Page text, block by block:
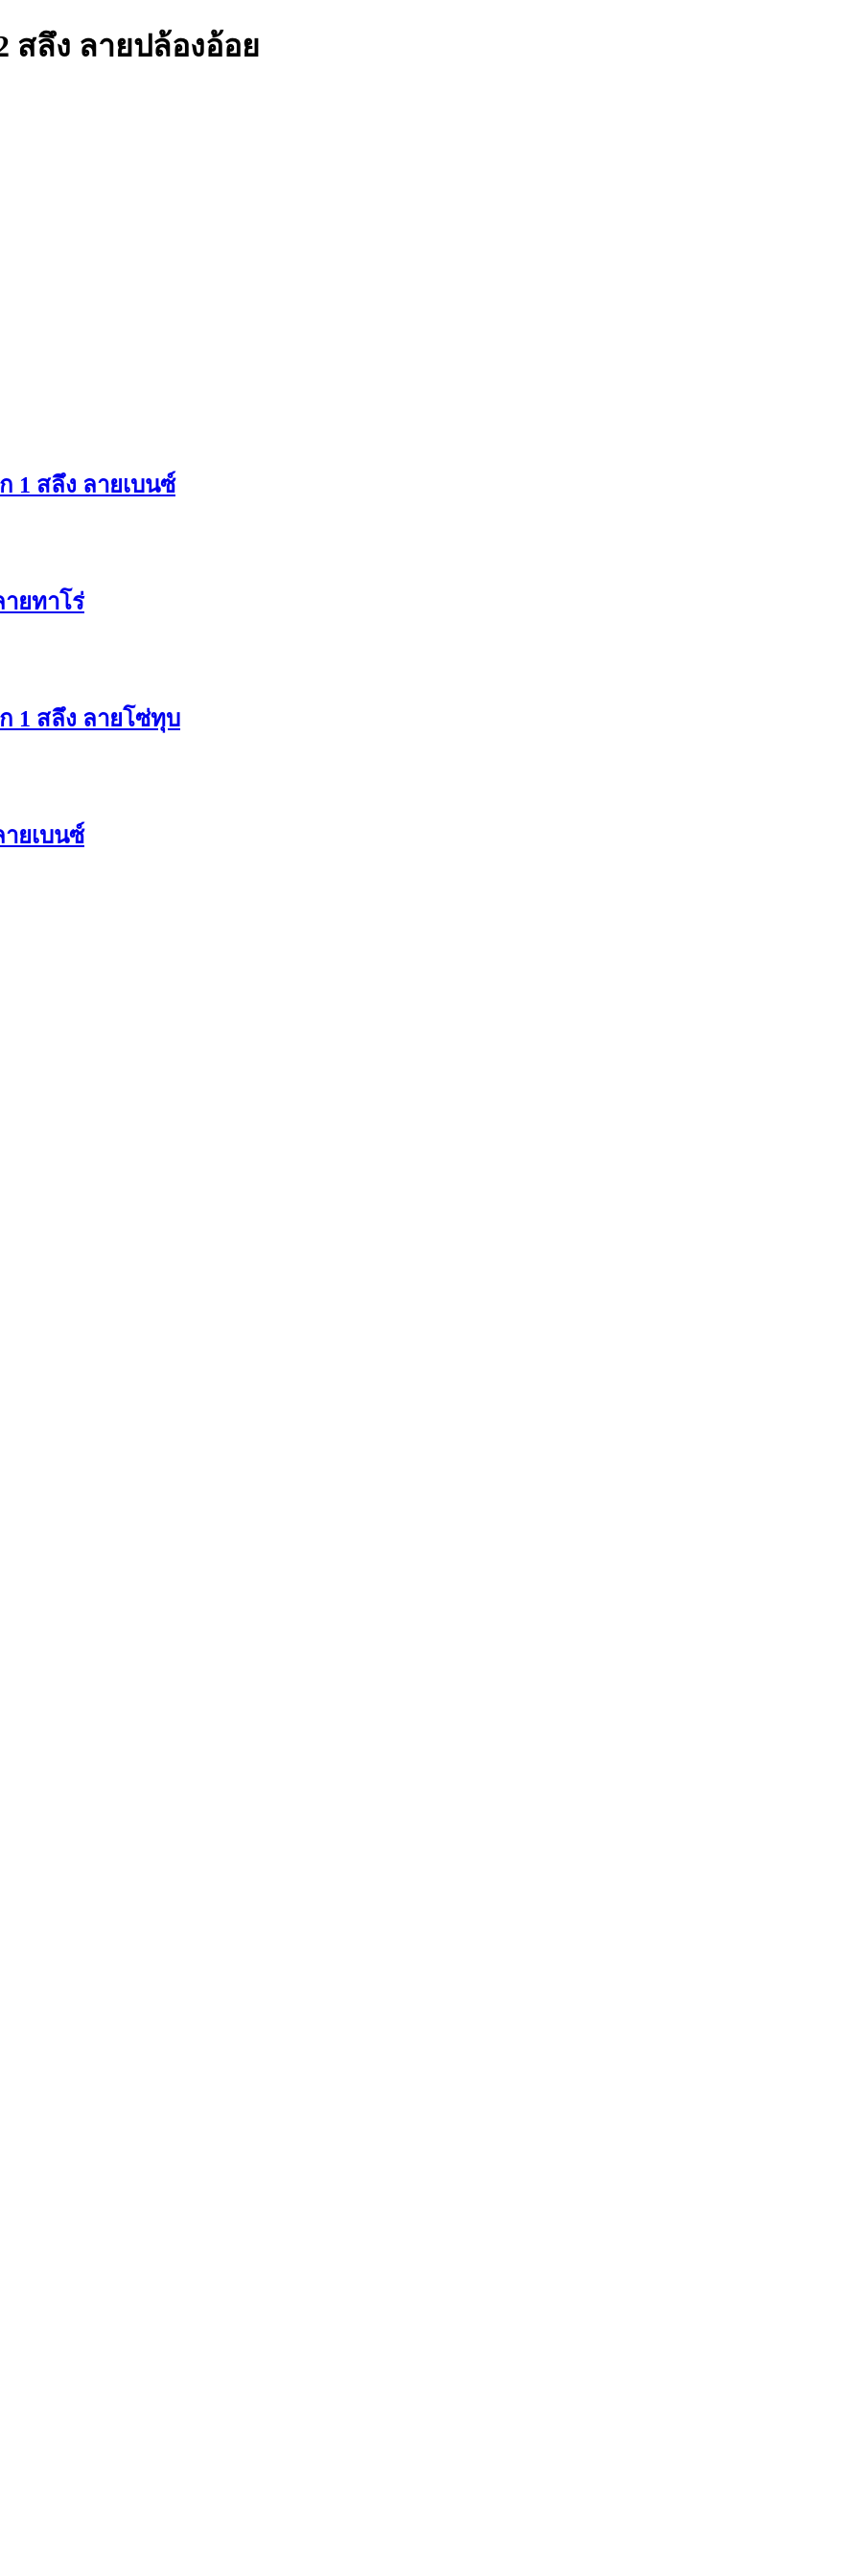
สลึง ลายปล้องอ้อย
1 สลึง ลายเบนซ์
ยทาโร่
1 สลึง ลายโซ่ทุบ
ยเบนซ์